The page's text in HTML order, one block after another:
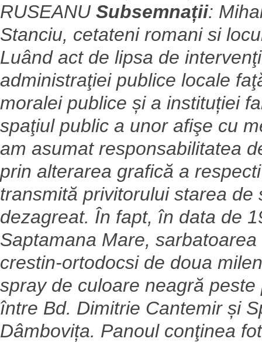
RUSEANU Subsemnații:
Stanciu, cetateni romani si
Luând act de lipsa de
administraţiei publice locale
moralei publice și a instituției
spaţiul public a unor afişe cu
am asumat responsabilitatea
prin alterarea grafică a
transmită privitorului starea
dezagreat. În fapt, în data de
Saptamana Mare,
crestin-ortodocsi de doua
spray de culoare neagră
între Bd. Dimitrie Cantemir și
Dâmbovița. Panoul conţinea